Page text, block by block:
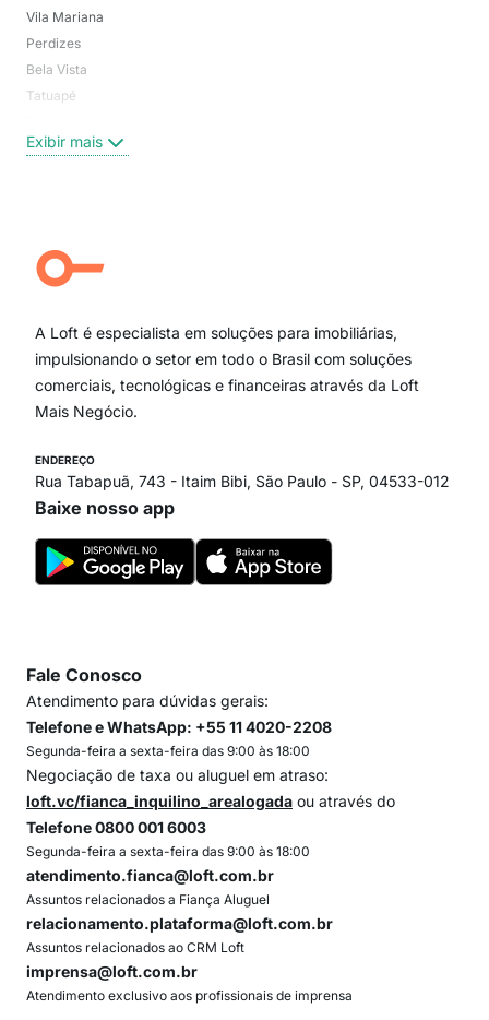
Vila Mariana
Perdizes
Bela Vista
Tatuapé
Centro
Campo Belo
Ipiranga
Paraíso
Itaim Bibi
Exibir mais
A Loft é especialista em soluções para imobiliárias,
impulsionando o setor em todo o Brasil com soluções
comerciais, tecnológicas e financeiras através da Loft
Mais Negócio.
ENDEREÇO
Rua Tabapuã, 743 - Itaim Bibi, São Paulo - SP, 04533-012
Baixe nosso app
Fale Conosco
Atendimento para dúvidas gerais:
Telefone e WhatsApp: +55 11 4020-2208
Segunda-feira a sexta-feira das 9:00 às 18:00
Negociação de taxa ou aluguel em atraso:
loft.vc/fianca_inquilino_arealogada ou através do
Telefone 0800 001 6003
Segunda-feira a sexta-feira das 9:00 às 18:00
atendimento.fianca@loft.com.br
Assuntos relacionados a Fiança Aluguel
relacionamento.plataforma@loft.com.br
Assuntos relacionados ao CRM Loft
imprensa@loft.com.br
Atendimento exclusivo aos profissionais de imprensa